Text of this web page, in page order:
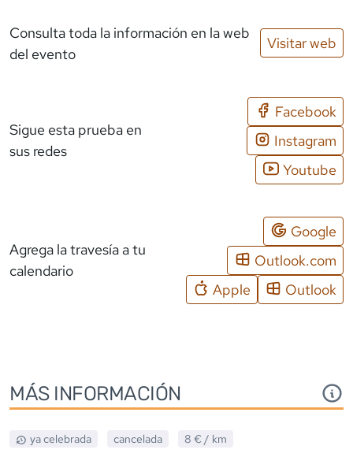
Consulta toda la información en la web
del evento
Visitar web
Sigue esta prueba en
sus redes
Facebook
Instagram
Youtube
Agrega la travesía a tu
calendario
Google
Outlook.com
Apple
Outlook
MÁS INFORMACIÓN
ya celebrada cancelada 8 € / km